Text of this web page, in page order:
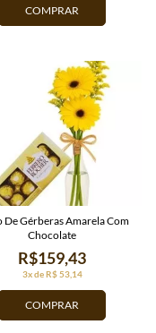
COMPRAR
COMPRAR
3x de R$ 53,14
R$159,43
De Gérberas Amarela Com
Chocolate